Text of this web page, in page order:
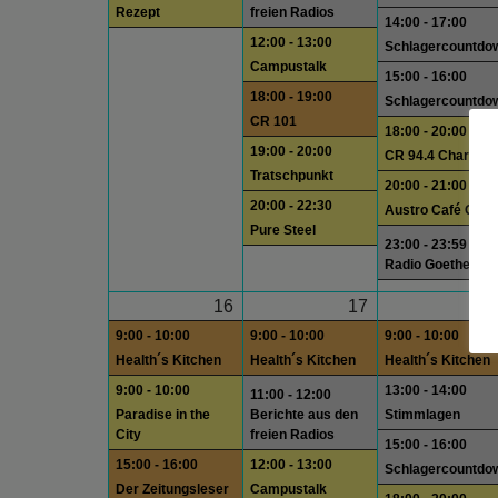
Rezept
freien Radios
12:00 - 13:00
Campustalk
18:00 - 19:00
CR 101
19:00 - 20:00
Tratschpunkt
20:00 - 22:30
Pure Steel
14:00 - 17:00
15:00 - 16:00
18:00 - 20:00
CR 94.4 Charts
20:00 - 21:00
Austro Café Queer
23:00 - 23:59
Radio Goethe
16
9:00 - 10:00
Health´s Kitchen
9:00 - 10:00
Paradise in the
City
15:00 - 16:00
Der Zeitungsleser
17
9:00 - 10:00
Health´s Kitchen
11:00 - 12:00
Berichte aus den
freien Radios
12:00 - 13:00
Campustalk
9:00 - 10:00
Health´s Kitchen
13:00 - 14:00
Stimmlagen
15:00 - 16:00